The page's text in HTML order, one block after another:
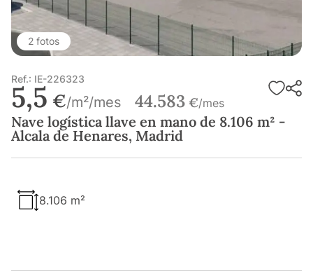
2 fotos
Ref.: IE-226323
5,5 €/m²/mes 44.583 €/mes
Nave logística llave en mano de 8.106 m² -
Alcala de Henares, Madrid
8.106 m²